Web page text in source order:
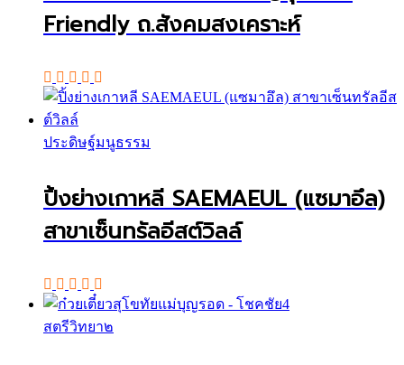
Friendly ถ.สังคมสงเคราะห์
ประดิษฐ์มนูธรรม
ปิ้งย่างเกาหลี SAEMAEUL (แซมาอึล)
สาขาเซ็นทรัลอีสต์วิลล์
สตรีวิทยา๒